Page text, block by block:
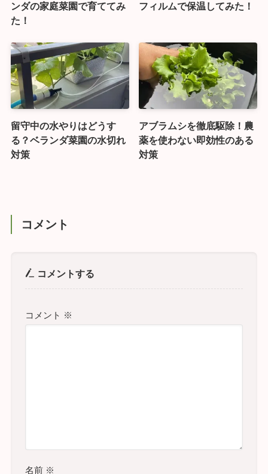
ンダの家庭菜園で育ててみ
た！
フィルムで保温してみた！
留守中の水やりはどうす
る？ベランダ菜園の水切れ
対策
アブラムシを徹底駆除！農
薬を使わない即効性のある
対策
コメント
コメントする
コメント ※
名前 ※